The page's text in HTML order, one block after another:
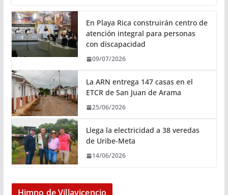
En Playa Rica construirán centro de
atención integral para personas
con discapacidad
09/07/2026
La ARN entrega 147 casas en el
ETCR de San Juan de Arama
25/06/2026
Llega la electricidad a 38 veredas
de Uribe-Meta
14/06/2026
Himno de Villavicencio